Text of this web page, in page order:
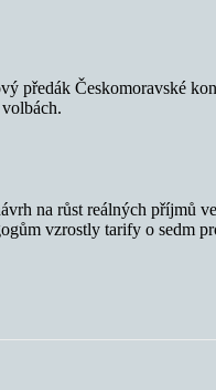
předák Českomoravské
na růst reálných příjmů
vzrostly tarify o sedm